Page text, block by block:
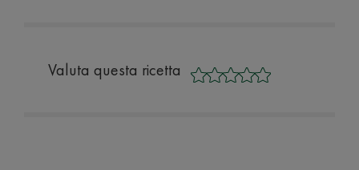
Valuta questa ricetta